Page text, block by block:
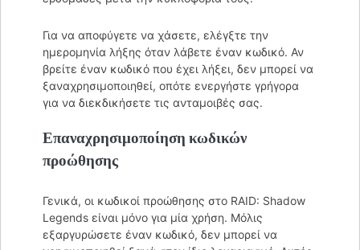
Για να αποφύγετε να χάσετε, ελέγξτε την
ημερομηνία λήξης όταν λάβετε έναν κωδικό. Αν
βρείτε έναν κωδικό που έχει λήξει, δεν μπορεί να
ξαναχρησιμοποιηθεί, οπότε ενεργήστε γρήγορα
για να διεκδικήσετε τις ανταμοιβές σας.
Επαναχρησιμοποίηση κωδικών
προώθησης
Γενικά, οι κωδικοί προώθησης στο RAID: Shadow
Legends είναι μόνο για μία χρήση. Μόλις
εξαργυρώσετε έναν κωδικό, δεν μπορεί να